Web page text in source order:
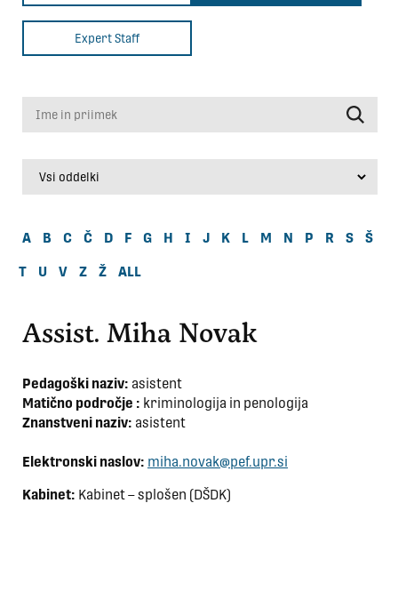
Expert Staff
A B C Č D F G H I J K L M N P R S Š
T U V Z Ž ALL
Assist. Miha Novak
Pedagoški naziv: asistent
Matično področje : kriminologija in penologija
Znanstveni naziv: asistent
Elektronski naslov: miha.novak@pef.upr.si
Kabinet: Kabinet – splošen (DŠDK)